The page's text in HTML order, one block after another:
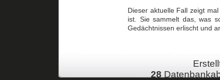
Dieser aktuelle Fall zeigt
ist. Sie sammelt das, was
Gedächtnissen erlischt und
28